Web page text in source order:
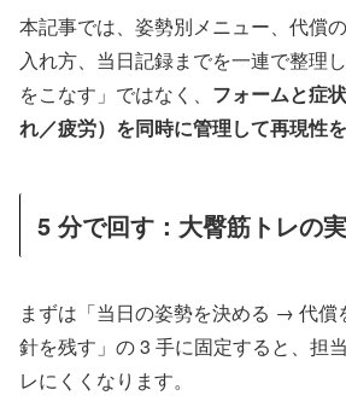
本記事では、姿勢別メニュー、代償
入れ方、当日記録までを一連で整理
をこなす」ではなく、 フォームと症
れ／疲労）を同時に管理して再現性
5 分で回す：大臀筋トレの
まずは「当日の姿勢を決める → 代
針を残す」の 3 手に固定すると、担
レにくくなります。